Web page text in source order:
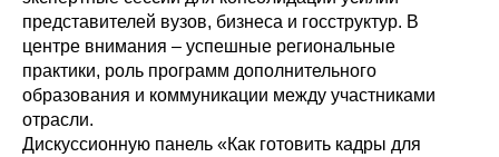
представителей вузов, бизнеса и госструктур. В
центре внимания – успешные региональные
практики, роль программ дополнительного
образования и коммуникации между участниками
отрасли.
Дискуссионную панель «Как готовить кадры для